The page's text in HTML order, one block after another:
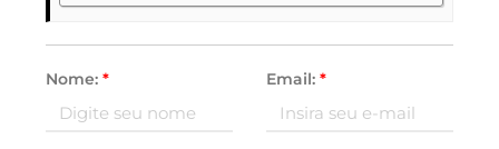
Nome:* Email: *